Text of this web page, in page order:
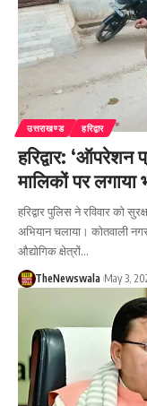
उत्तराखण्ड हरिद्वार
हरिद्वार:
मालिकों पर लगाया
हरिद्वार पुलिस ने रविवार को
अभियान चलाया। कोतवाली
औद्योगिक क्षेत्रों…
TheNewswala May 3,